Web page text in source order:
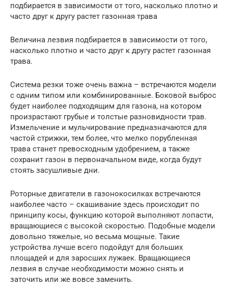
подбирается в зависимости от того, насколько плотно и
часто друг к другу растет газонная трава
Величина лезвия подбирается в зависимости от того,
насколько плотно и часто друг к другу растет газонная
трава.
Система резки тоже очень важна – встречаются модели
с одним типом или комбинированные. Боковой выброс
будет наиболее подходящим для газона, на котором
произрастают грубые и толстые разновидности трав.
Измельчение и мульчирование предназначаются для
частой стрижки, тем более, что мелко порубленная
трава станет превосходным удобрением, а также
сохранит газон в первоначальном виде, когда будут
стоять засушливые дни.
Роторные двигатели в газонокосилках встречаются
наиболее часто – скашивание здесь происходит по
принципу косы, функцию которой выполняют лопасти,
вращающиеся с высокой скоростью. Подобные модели
довольно тяжелые, но весьма мощные. Такие
устройства лучше всего подойдут для больших
площадей и для заросших лужаек. Вращающиеся
лезвия в случае необходимости можно снять и
заточить или же вовсе заменить.